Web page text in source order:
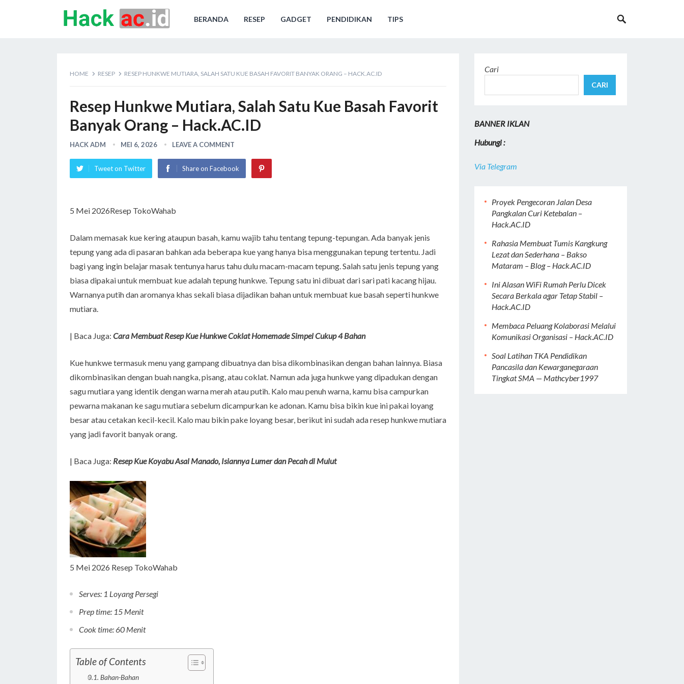
BERANDA RESEP GADGET PENDIDIKAN TIPS
HOME RESEP RESEP HUNKWE MUTIARA, SALAH SATU KUE BASAH FAVORIT BANYAK ORANG – HACK.AC.ID
Resep Hunkwe Mutiara, Salah Satu Kue Basah Favorit
Banyak Orang – Hack.AC.ID
HACK ADM MEI 6, 2026 LEAVE A COMMENT
Tweet on Twitter Share on Facebook
5 Mei 2026Resep TokoWahab
Dalam memasak kue kering ataupun basah, kamu wajib tahu tentang tepung-tepungan. Ada banyak jenis
tepung yang ada di pasaran bahkan ada beberapa kue yang hanya bisa menggunakan tepung tertentu. Jadi
bagi yang ingin belajar masak tentunya harus tahu dulu macam-macam tepung. Salah satu jenis tepung yang
biasa dipakai untuk membuat kue adalah tepung hunkwe. Tepung satu ini dibuat dari sari pati kacang hijau.
Warnanya putih dan aromanya khas sekali biasa dijadikan bahan untuk membuat kue basah seperti hunkwe
mutiara.
| Baca Juga: Cara Membuat Resep Kue Hunkwe Coklat Homemade Simpel Cukup 4 Bahan
Kue hunkwe termasuk menu yang gampang dibuatnya dan bisa dikombinasikan dengan bahan lainnya. Biasa
dikombinasikan dengan buah nangka, pisang, atau coklat. Namun ada juga hunkwe yang dipadukan dengan
sagu mutiara yang identik dengan warna merah atau putih. Kalo mau penuh warna, kamu bisa campurkan
pewarna makanan ke sagu mutiara sebelum dicampurkan ke adonan. Kamu bisa bikin kue ini pakai loyang
besar atau cetakan kecil-kecil. Kalo mau bikin pake loyang besar, berikut ini sudah ada resep hunkwe mutiara
yang jadi favorit banyak orang.
| Baca Juga: Resep Kue Koyabu Asal Manado, Isiannya Lumer dan Pecah di Mulut
5 Mei 2026 Resep TokoWahab
Serves: 1 Loyang Persegi
Prep time: 15 Menit
Cook time: 60 Menit
Table of Contents
Bahan-Bahan
Cari
CARI
BANNER IKLAN
Hubungi :
Via Telegram
Proyek Pengecoran Jalan Desa
Pangkalan Curi Ketebalan –
Hack.AC.ID
Rahasia Membuat Tumis Kangkung
Lezat dan Sederhana – Bakso
Mataram – Blog – Hack.AC.ID
Ini Alasan WiFi Rumah Perlu Dicek
Secara Berkala agar Tetap Stabil –
Hack.AC.ID
Membaca Peluang Kolaborasi Melalui
Komunikasi Organisasi – Hack.AC.ID
Soal Latihan TKA Pendidikan
Pancasila dan Kewarganegaraan
Tingkat SMA — Mathcyber1997